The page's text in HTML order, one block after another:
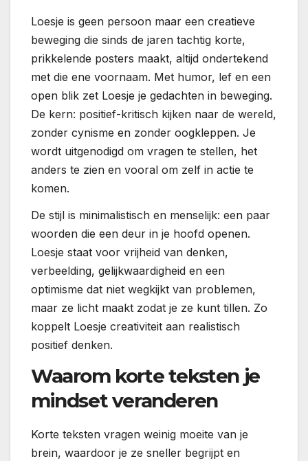
Loesje is geen persoon maar een creatieve
beweging die sinds de jaren tachtig korte,
prikkelende posters maakt, altijd ondertekend
met die ene voornaam. Met humor, lef en een
open blik zet Loesje je gedachten in beweging.
De kern: positief-kritisch kijken naar de wereld,
zonder cynisme en zonder oogkleppen. Je
wordt uitgenodigd om vragen te stellen, het
anders te zien en vooral om zelf in actie te
komen.
De stijl is minimalistisch en menselijk: een paar
woorden die een deur in je hoofd openen.
Loesje staat voor vrijheid van denken,
verbeelding, gelijkwaardigheid en een
optimisme dat niet wegkijkt van problemen,
maar ze licht maakt zodat je ze kunt tillen. Zo
koppelt Loesje creativiteit aan realistisch
positief denken.
Waarom korte teksten je
mindset veranderen
Korte teksten vragen weinig moeite van je
brein, waardoor je ze sneller begrijpt en